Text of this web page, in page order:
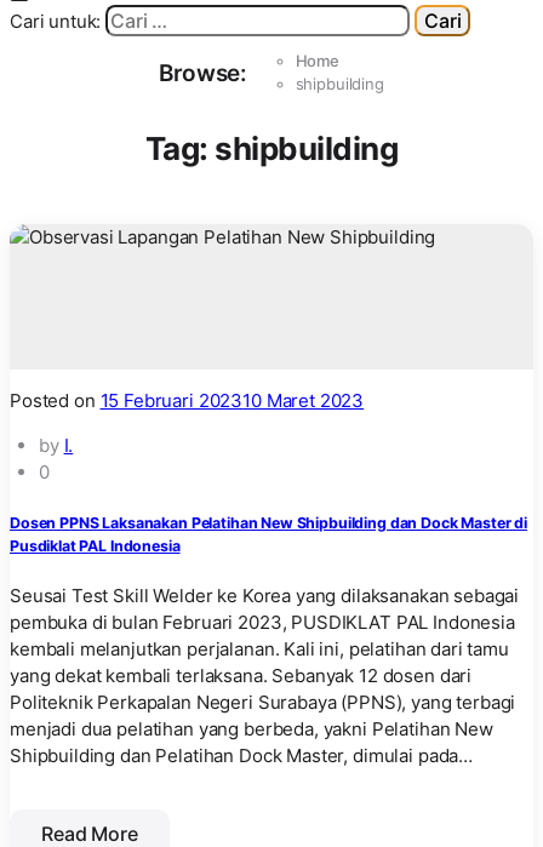
Cari untuk:
Browse:
Home
shipbuilding
Tag: shipbuilding
Posted on 15 Februari 202310 Maret 2023
by I.
0
Dosen PPNS Laksanakan Pelatihan New Shipbuilding dan Dock Master di
Pusdiklat PAL Indonesia
Seusai Test Skill Welder ke Korea yang dilaksanakan sebagai
pembuka di bulan Februari 2023, PUSDIKLAT PAL Indonesia
kembali melanjutkan perjalanan. Kali ini, pelatihan dari tamu
yang dekat kembali terlaksana. Sebanyak 12 dosen dari
Politeknik Perkapalan Negeri Surabaya (PPNS), yang terbagi
menjadi dua pelatihan yang berbeda, yakni Pelatihan New
Shipbuilding dan Pelatihan Dock Master, dimulai pada…
Read More